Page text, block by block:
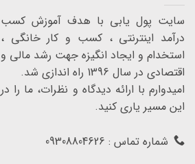
سایت پول یابی با هدف آموزش کسب
درآمد اینترنتی ، کسب و کار خانگی ،
استخدام و ایجاد انگیزه جهت رشد مالی و
اقتصادی در سال 1396 راه اندازی شد.
امیدوارم با ارائه دیدگاه و نظرات، ما را در
این مسیر یاری کنید.
شماره تماس : 09308804626